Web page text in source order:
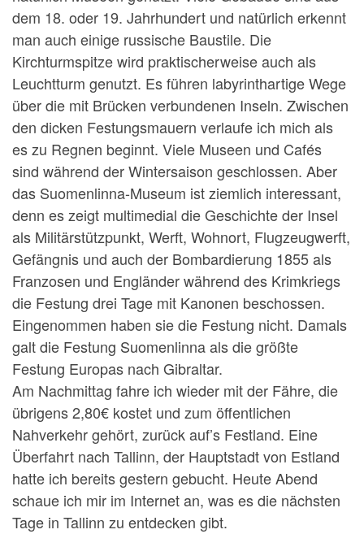
dem 18. oder 19. Jahrhundert und natürlich erkennt
man auch einige russische Baustile. Die
Kirchturmspitze wird praktischerweise auch als
Leuchtturm genutzt. Es führen labyrinthartige Wege
über die mit Brücken verbundenen Inseln. Zwischen
den dicken Festungsmauern verlaufe ich mich als
es zu Regnen beginnt. Viele Museen und Cafés
sind während der Wintersaison geschlossen. Aber
das Suomenlinna-Museum ist ziemlich interessant,
denn es zeigt multimedial die Geschichte der Insel
als Militärstützpunkt, Werft, Wohnort, Flugzeugwerft,
Gefängnis und auch der Bombardierung 1855 als
Franzosen und Engländer während des Krimkriegs
die Festung drei Tage mit Kanonen beschossen.
Eingenommen haben sie die Festung nicht. Damals
galt die Festung Suomenlinna als die größte
Festung Europas nach Gibraltar.
Am Nachmittag fahre ich wieder mit der Fähre, die
übrigens 2,80€ kostet und zum öffentlichen
Nahverkehr gehört, zurück auf’s Festland. Eine
Überfahrt nach Tallinn, der Hauptstadt von Estland
hatte ich bereits gestern gebucht. Heute Abend
schaue ich mir im Internet an, was es die nächsten
Tage in Tallinn zu entdecken gibt.